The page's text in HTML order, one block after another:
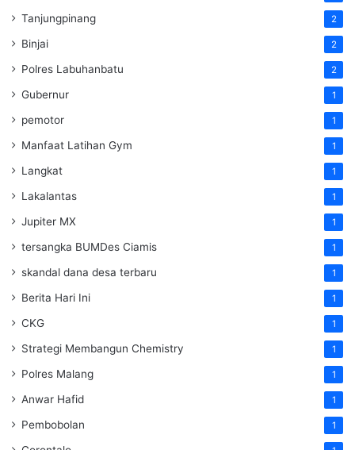
Tanjungpinang 2
Binjai 2
Polres Labuhanbatu 2
Gubernur 1
pemotor 1
Manfaat Latihan Gym 1
Langkat 1
Lakalantas 1
Jupiter MX 1
tersangka BUMDes Ciamis 1
skandal dana desa terbaru 1
Berita Hari Ini 1
CKG 1
Strategi Membangun Chemistry 1
Polres Malang 1
Anwar Hafid 1
Pembobolan 1